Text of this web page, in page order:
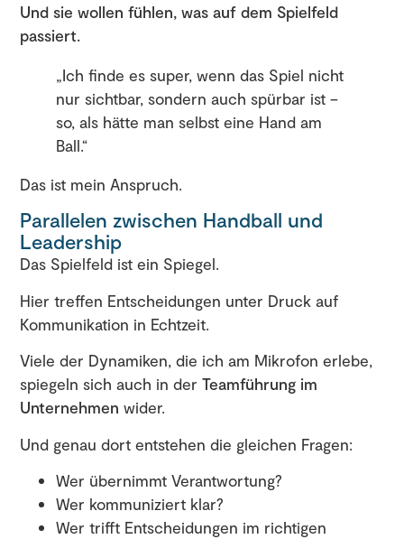
Und sie wollen fühlen, was auf dem Spielfeld
passiert.
„Ich finde es super, wenn das Spiel nicht
nur sichtbar, sondern auch spürbar ist –
so, als hätte man selbst eine Hand am
Ball.“
Das ist mein Anspruch.
Parallelen zwischen Handball und
Leadership
Das Spielfeld ist ein Spiegel.
Hier treffen Entscheidungen unter Druck auf
Kommunikation in Echtzeit.
Viele der Dynamiken, die ich am Mikrofon erlebe,
spiegeln sich auch in derTeamführung im
Unternehmen wider.
Und genau dort entstehen die gleichen Fragen:
Wer übernimmt Verantwortung?
Wer kommuniziert klar?
Wer trifft Entscheidungen im richtigen